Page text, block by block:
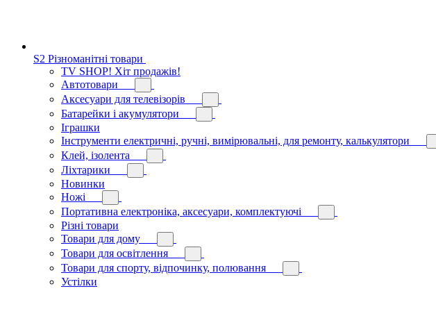
S2 Різноманітні товари
TV SHOP! Хіт продажів!
Автотовари
Аксесуари для телевізорів
Батарейки і акумулятори
Іграшки
Інструменти електричні, ручні, вимірювальні, для ремонту, калькулятори
Клей, ізолента
Ліхтарики
Новинки
Ножі
Портативна електроніка, аксесуари, комплектуючі
Різні товари
Товари для дому
Товари для освітлення
Товари для спорту, відпочинку, полювання
Устілки